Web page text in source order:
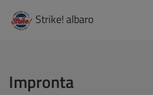
Strike! albaro
Impronta